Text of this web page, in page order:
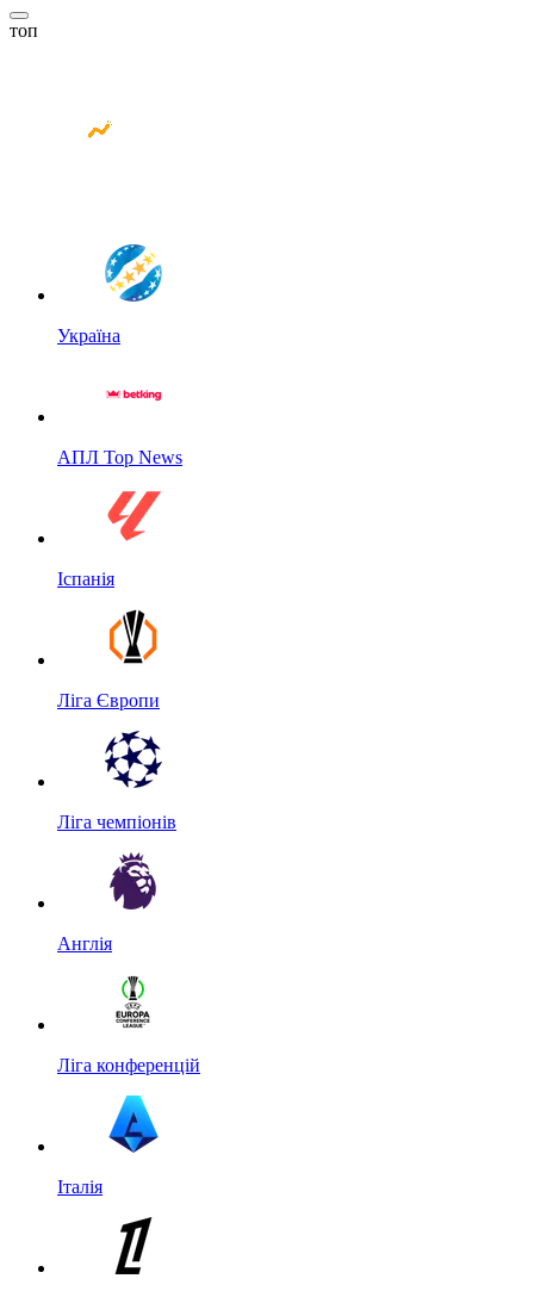
топ
Україна
АПЛ Top News
Іспанія
Ліга Європи
Ліга чемпіонів
Англія
Ліга конференцій
Італія